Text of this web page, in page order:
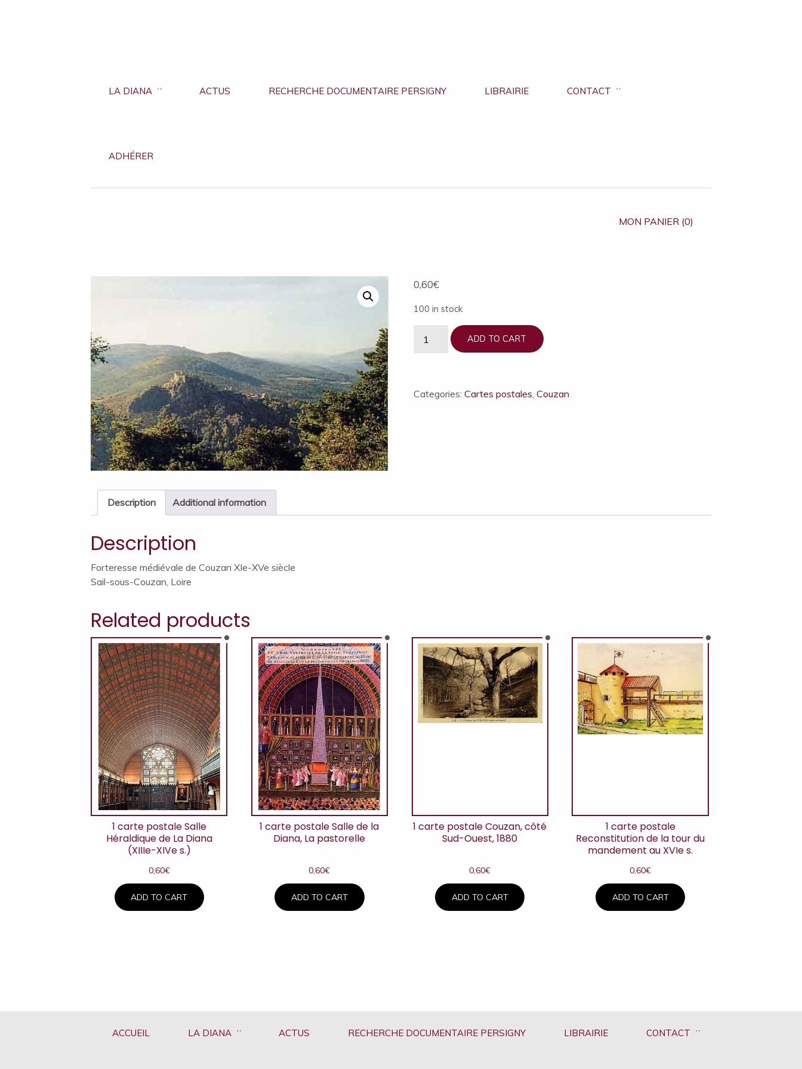
LA DIANA ACTUS RECHERCHE DOCUMENTAIRE PERSIGNY LIBRAIRIE CONTACT
ADHÉRER
MON PANIER (0)
0,60€
100 in stock
carte
vue
ADD TO CART
Categories: Cartes postales, Couzan
Description Additional information
Description
Forteresse médiévale de Couzan XIe-XVe siècle
Sail-sous-Couzan, Loire
Related products
1 carte postale Salle
Héraldique de La Diana
(XIIIe-XIVe s.)
0,60€
ADD TO CART
1 carte postale Salle de la
Diana, La pastorelle
0,60€
ADD TO CART
1 carte postale Couzan, côté
Sud-Ouest, 1880
0,60€
ADD TO CART
1 carte postale
Reconstitution de la tour du
mandement au XVIe s.
0,60€
ADD TO CART
ACCUEIL LA DIANA ACTUS RECHERCHE DOCUMENTAIRE PERSIGNY LIBRAIRIE CONTACT